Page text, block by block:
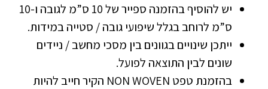
יש להוסיף בהזמנה ספייר של 10 ס”מ לגובה ו-10
ס”מ לרוחב בגלל שיפועי גובה / סטייה במידות.
ייתכן שינויים בגוונים בין מסכי מחשב / ניידים
שונים לבין התוצאה לפועל.
בהזמנת טפט NON WOVEN הקיר חייב להיות